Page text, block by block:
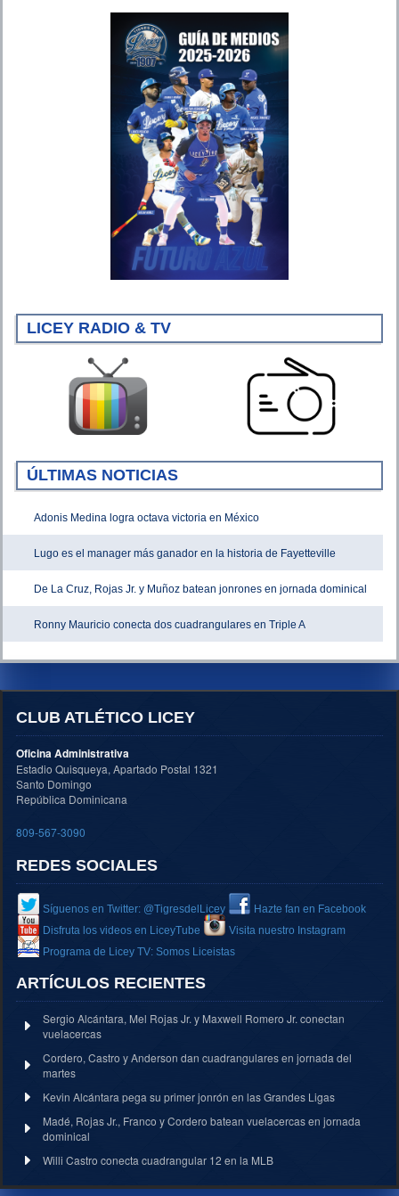
LICEY RADIO & TV
ÚLTIMAS NOTICIAS
Adonis Medina logra octava victoria en México
Lugo es el manager más ganador en la historia de Fayetteville
De La Cruz, Rojas Jr. y Muñoz batean jonrones en jornada dominical
Ronny Mauricio conecta dos cuadrangulares en Triple A
CLUB ATLÉTICO LICEY
Oficina Administrativa
Estadio Quisqueya, Apartado Postal 1321
Santo Domingo
República Dominicana
809-567-3090
REDES SOCIALES
Síguenos en Twitter: @TigresdelLicey
Hazte fan en Facebook
Disfruta los videos en LiceyTube
Visita nuestro Instagram
Programa de Licey TV: Somos Liceistas
ARTÍCULOS RECIENTES
Sergio Alcántara, Mel Rojas Jr. y Maxwell Romero Jr. conectan
vuelacercas
Cordero, Castro y Anderson dan cuadrangulares en jornada del
martes
Kevin Alcántara pega su primer jonrón en las Grandes Ligas
Madé, Rojas Jr., Franco y Cordero batean vuelacercas en jornada
dominical
Willi Castro conecta cuadrangular 12 en la MLB